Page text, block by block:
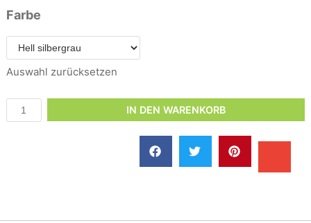
Farbe
Auswahl zurücksetzen
IN DEN WARENKORB